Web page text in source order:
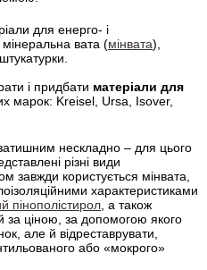
для енерго- і
вата (мінвата),
і придбати матеріали для
марок: Kreisel, Ursa, Isover,
нескладно – для цього
різні види
завжди користується мінвата,
характеристиками
пінополістирол , а також
за ціною, за допомогою якого
але й відреставрувати,
або «мокрого»